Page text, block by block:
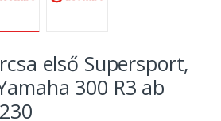
első Supersport,
300 R3 ab